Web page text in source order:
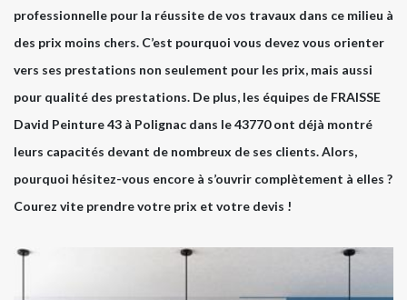
professionnelle pour la réussite de vos travaux dans ce milieu à
des prix moins chers. C’est pourquoi vous devez vous orienter
vers ses prestations non seulement pour les prix, mais aussi
pour qualité des prestations. De plus, les équipes de FRAISSE
David Peinture 43 à Polignac dans le 43770 ont déjà montré
leurs capacités devant de nombreux de ses clients. Alors,
pourquoi hésitez-vous encore à s’ouvrir complètement à elles ?
Courez vite prendre votre prix et votre devis !